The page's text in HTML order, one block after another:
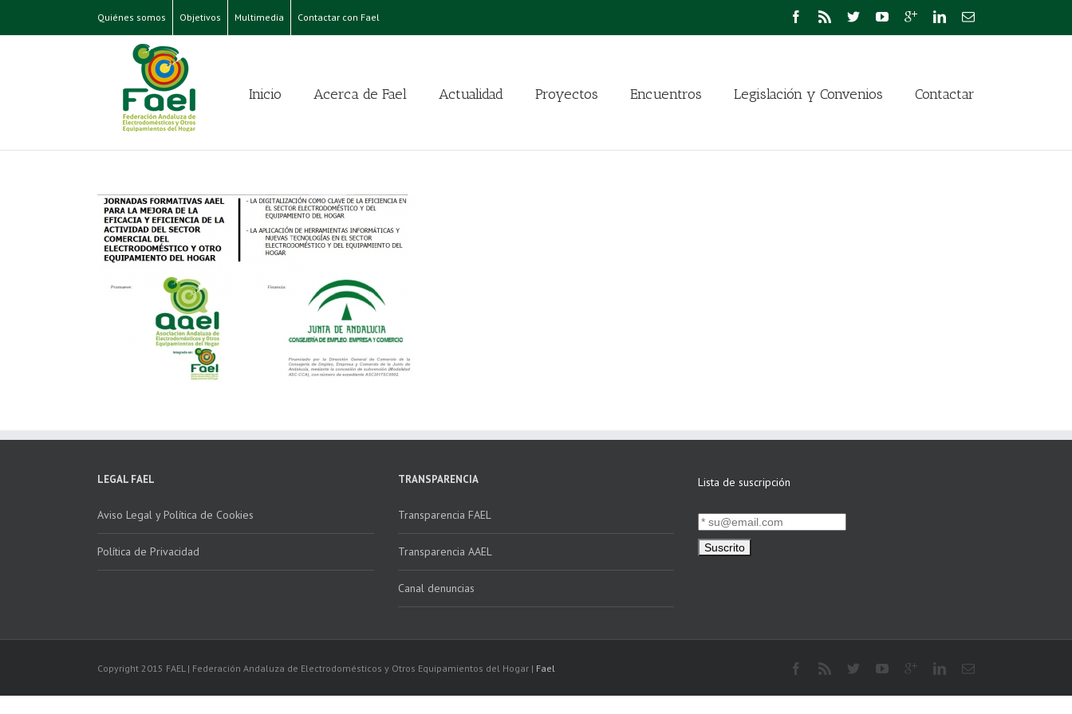
Quiénes somos Objetivos Multimedia Contactar con Fael
Inicio Acerca de Fael Actualidad Proyectos Encuentros Legislación y Convenios Contactar
LEGAL FAEL
Aviso Legal y Política de Cookies
Política de Privacidad
TRANSPARENCIA
Transparencia FAEL
Transparencia AAEL
Canal denuncias
Lista de suscripción
Copyright 2015 FAEL | Federación Andaluza de Electrodomésticos y Otros Equipamientos del Hogar | Fael